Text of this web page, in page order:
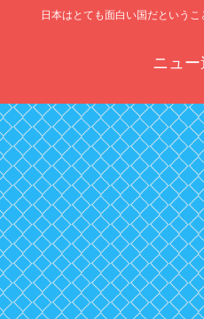
日本はとても面白い国だという
ニュ